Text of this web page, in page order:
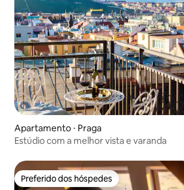
Apartamento ⋅ Praga
Estúdio com a melhor vista e varanda
Preferido dos hóspedes
Preferido dos hóspedes